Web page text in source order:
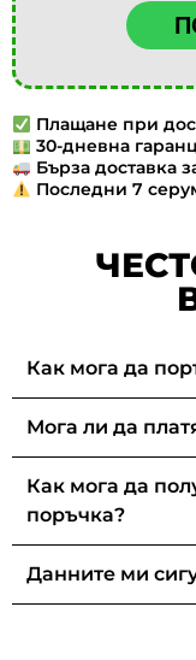
Плащане при
30-дневна
Бърза доставка
Последни 7
Как мога да
Мога ли да
Как мога да
поръчка?
Данните ми